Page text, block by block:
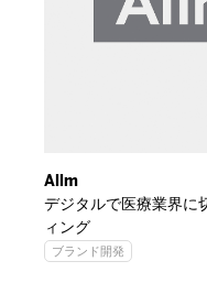
Allm
デジタルで医療業界に
ィング
ブランド開発